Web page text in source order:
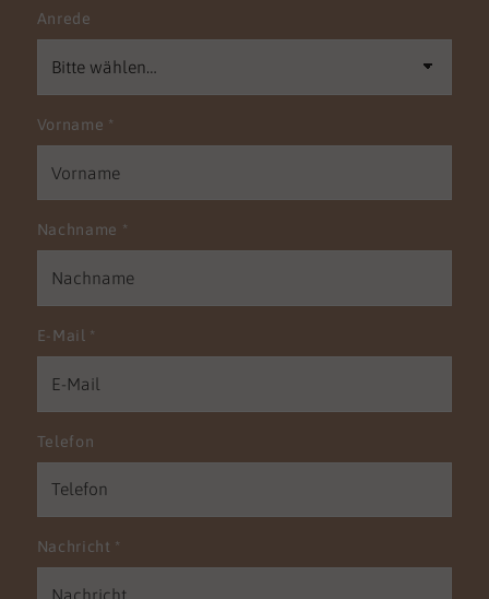
Anrede
Vorname *
Nachname *
E-Mail *
Telefon
Nachricht *